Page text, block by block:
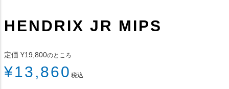
HENDRIX JR MIPS
定価 ¥19,800のところ
¥13,860 税込